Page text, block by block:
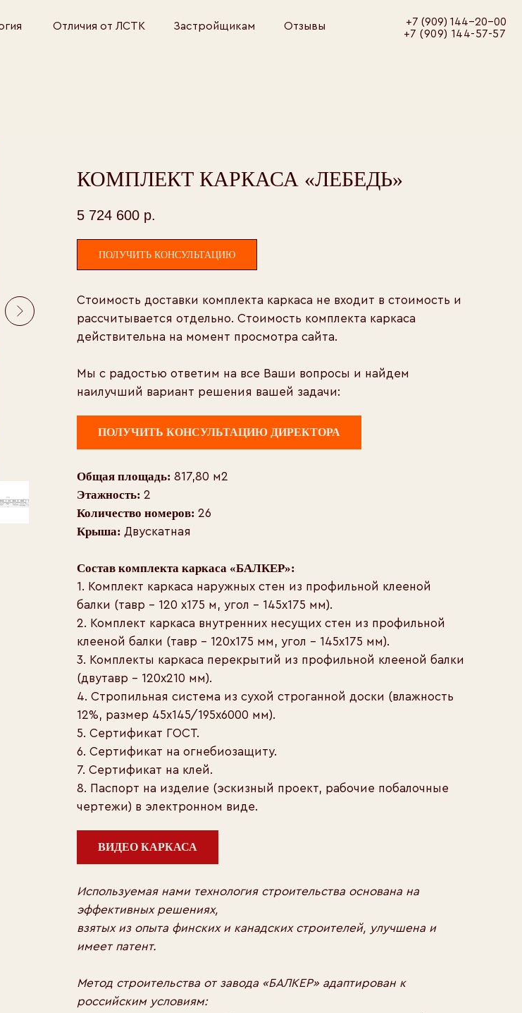
Отзывы
Отличия от ЛСТК
+7 (909) 144-57-57
Застройщикам
КОМПЛЕКТ КАРКАСА «‎ЛЕБЕДЬ»
5 724 600 р.
ПОЛУЧИТЬ КОНСУЛЬТАЦИЮ
Стоимость доставки комплекта каркаса не входит в стоимость и
рассчитывается отдельно. Стоимость комплекта каркаса
действительна на момент просмотра сайта.
Мы с радостью ответим на все Ваши вопросы и найдем
наилучший вариант решения вашей задачи:
ПОЛУЧИТЬ КОНСУЛЬТАЦИЮ ДИРЕКТОРА
Общая площадь: 817,80 м2
Этажность: 2
Количество номеров: 26
Крыша: Двускатная
Состав комплекта каркаса «БАЛКЕР»:
1. Комплект каркаса наружных стен из профильной клееной
балки (тавр – 120 х175 м, угол – 145х175 мм).
2. Комплект каркаса внутренних несущих стен из профильной
клееной балки (тавр – 120х175 мм, угол – 145х175 мм).
3. Комплекты каркаса перекрытий из профильной клееной балки
(двутавр – 120х210 мм).
4. Стропильная система из сухой строганной доски (влажность
12%, размер 45х145/195х6000 мм).
5. Сертификат ГОСТ.
6. Сертификат на огнебиозащиту.
7. Сертификат на клей.
8. Паспорт на изделие (эскизный проект, рабочие побалочные
чертежи) в электронном виде.
ВИДЕО КАРКАСА
Используемая нами технология строительства основана на
эффективных решениях,
взятых из опыта финских и канадских строителей, улучшена и
имеет патент.
Метод строительства от завода «БАЛКЕР» адаптирован к
российским условиям: